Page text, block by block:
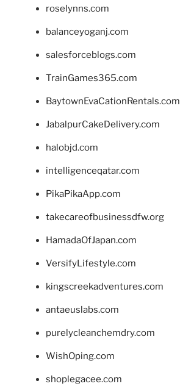
roselynns.com
balanceyoganj.com
salesforceblogs.com
TrainGames365.com
BaytownEvaCationRentals.com
JabalpurCakeDelivery.com
halobjd.com
intelligenceqatar.com
PikaPikaApp.com
takecareofbusinessdfw.org
HamadaOfJapan.com
VersifyLifestyle.com
kingscreekadventures.com
antaeuslabs.com
purelycleanchemdry.com
WishOping.com
shoplegacee.com